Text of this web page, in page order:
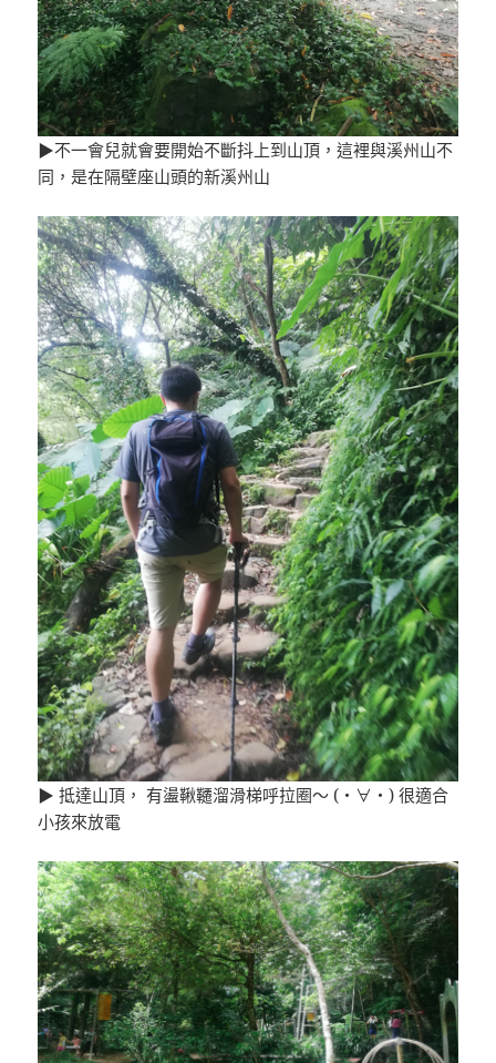
▶不一會兒就會要開始不斷抖上到山頂，這裡與溪州山不
同，是在隔壁座山頭的新溪州山
▶ 抵達山頂， 有盪鞦韆溜滑梯呼拉圈～ (・∀・) 很適合
小孩來放電